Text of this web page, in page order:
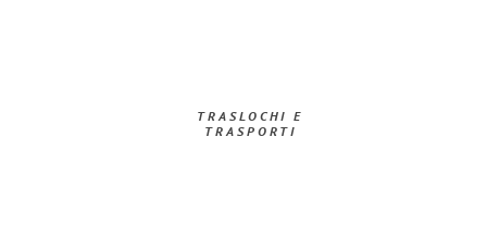
TRASLOCHI E
TRASPORTI​